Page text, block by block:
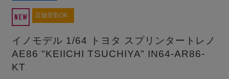
店舗受取OK
イノモデル 1/64 トヨタ スプリンタートレノ
AE86 "KEIICHI TSUCHIYA" IN64-AR86-
KT